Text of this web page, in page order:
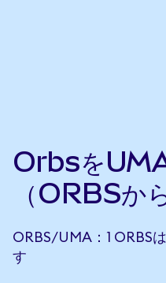
Orbsを
（ORBSか
ORBS/UMA：1 ORBS
す